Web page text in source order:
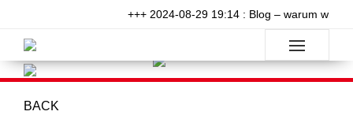
+++ 2024-08-29 19:14 : Blog – warum will
BACK